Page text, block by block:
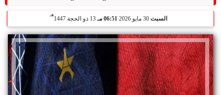
السبت 06:51 مـ 13 ذو الحجة 1447
هـ